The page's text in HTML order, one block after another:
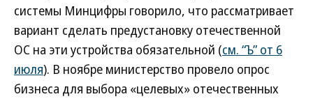
системы Минцифры говорило, что рассматривает
вариант сделать предустановку отечественной
ОС на эти устройства обязательной (см. “Ъ” от 6
июля). В ноябре министерство провело опрос
бизнеса для выбора «целевых» отечественных